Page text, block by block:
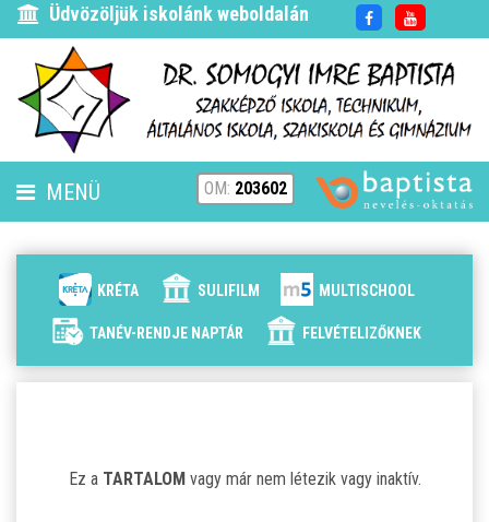
Üdvözöljük iskolánk weboldalán
MENÜ
HÍREK
ALAPÍTVÁNYUNK
SZJA 1% FELAJÁNLÁS
OM: 203602
KRÉTA SULIFILM MULTISCHOOL
TANÉV-RENDJE NAPTÁR FELVÉTELIZŐKNEK
Ez a TARTALOM vagy már nem létezik vagy inaktív.